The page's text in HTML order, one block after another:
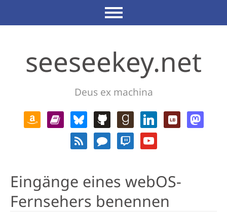
seeseekey.net
Deus ex machina
Eingänge eines webOS-
Fernsehers benennen